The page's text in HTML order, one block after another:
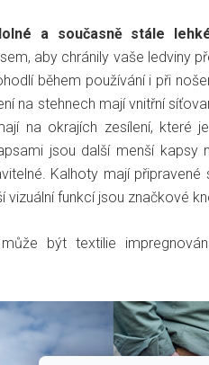
a současně stále
aby chránily vaše ledviny
během používání i při
na stehnech mají vnitřní
na okrajích zesílení, které
jsou další menší
Kalhoty mají připravené
funkcí jsou značkové
být textilie